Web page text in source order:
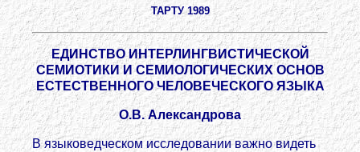
ТАРТУ 1989
ЕДИНСТВО ИНТЕРЛИНГВИСТИЧЕСКОЙ
СЕМИОТИКИ И СЕМИОЛОГИЧЕСКИХ ОСНОВ
ЕСТЕСТВЕННОГО ЧЕЛОВЕЧЕСКОГО ЯЗЫКА
О.В. Александрова
В языковедческом исследовании важно видеть